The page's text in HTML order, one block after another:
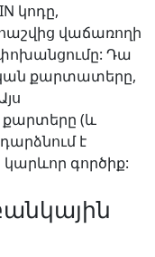
կոդը,
վաճառողի
Դա
քարտատերը,
քարտերը (և
է
գործիք: